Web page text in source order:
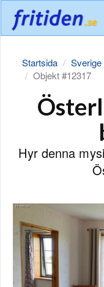
Startsida Sverige
Objekt #12317
Hyr denna